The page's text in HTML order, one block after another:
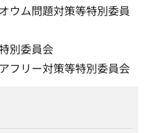
ウム問題対策等特別委員
別委員会
フリー対策等特別委員会